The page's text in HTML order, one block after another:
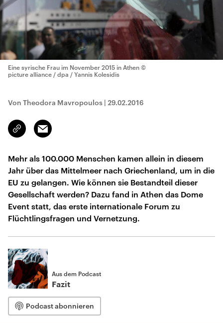
Eine syrische Frau im November 2015 in Athen ©
picture alliance / dpa / Yannis Kolesidis
Von Theodora Mavropoulos | 29.02.2016
Link
kopieren/teilen
Email
Mehr als 100.000 Menschen kamen allein in diesem
Jahr über das Mittelmeer nach Griechenland, um in die
EU zu gelangen. Wie können sie Bestandteil dieser
Gesellschaft werden? Dazu fand in Athen das Dome
Event statt, das erste internationale Forum zu
Flüchtlingsfragen und Vernetzung.
Aus dem Podcast
Fazit
Podcast abonnieren